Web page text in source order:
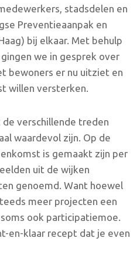
stadsdelen en
Preventieaanpak en
bij elkaar. Met behulp
we in gesprek over
bewoners er nu uitziet en
willen versterken.
verschillende treden
waardevol zijn. Op de
is gemaakt zijn per
uit de wijken
genoemd. Want hoewel
meer projecten een
ook participatiemoe.
en-klaar recept dat je even